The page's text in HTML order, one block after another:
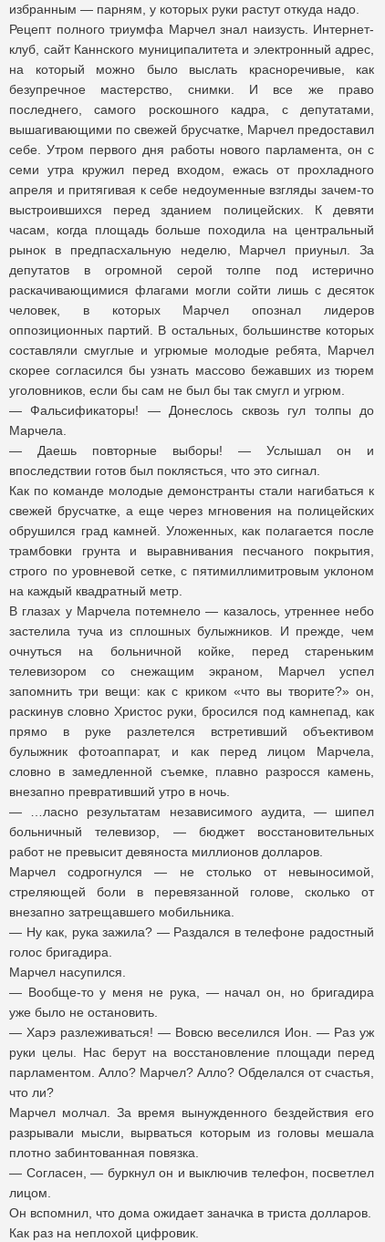
избранным — парням, у которых руки растут откуда надо.
Рецепт полного триумфа Марчел знал наизусть. Интернет-
клуб, сайт Каннского муниципалитета и электронный адрес,
на который можно было выслать красноречивые, как
безупречное мастерство, снимки. И все же право
последнего, самого роскошного кадра, с депутатами,
вышагивающими по свежей брусчатке, Марчел предоставил
себе. Утром первого дня работы нового парламента, он с
семи утра кружил перед входом, ежась от прохладного
апреля и притягивая к себе недоуменные взгляды зачем-то
выстроившихся перед зданием полицейских. К девяти
часам, когда площадь больше походила на центральный
рынок в предпасхальную неделю, Марчел приуныл. За
депутатов в огромной серой толпе под истерично
раскачивающимися флагами могли сойти лишь с десяток
человек, в которых Марчел опознал лидеров
оппозиционных партий. В остальных, большинстве которых
составляли смуглые и угрюмые молодые ребята, Марчел
скорее согласился бы узнать массово бежавших из тюрем
уголовников, если бы сам не был бы так смугл и угрюм.
— Фальсификаторы! — Донеслось сквозь гул толпы до
Марчела.
— Даешь повторные выборы! — Услышал он и
впоследствии готов был поклясться, что это сигнал.
Как по команде молодые демонстранты стали нагибаться к
свежей брусчатке, а еще через мгновения на полицейских
обрушился град камней. Уложенных, как полагается после
трамбовки грунта и выравнивания песчаного покрытия,
строго по уровневой сетке, с пятимиллимитровым уклоном
на каждый квадратный метр.
В глазах у Марчела потемнело — казалось, утреннее небо
застелила туча из сплошных булыжников. И прежде, чем
очнуться на больничной койке, перед стареньким
телевизором со снежащим экраном, Марчел успел
запомнить три вещи: как с криком «что вы творите?» он,
раскинув словно Христос руки, бросился под камнепад, как
прямо в руке разлетелся встретивший объективом
булыжник фотоаппарат, и как перед лицом Марчела,
словно в замедленной съемке, плавно разросся камень,
внезапно превративший утро в ночь.
— …ласно результатам независимого аудита, — шипел
больничный телевизор, — бюджет восстановительных
работ не превысит девяноста миллионов долларов.
Марчел содрогнулся — не столько от невыносимой,
стреляющей боли в перевязанной голове, сколько от
внезапно затрещавшего мобильника.
— Ну как, рука зажила? — Раздался в телефоне радостный
голос бригадира.
Марчел насупился.
— Вообще-то у меня не рука, — начал он, но бригадира
уже было не остановить.
— Харэ разлеживаться! — Вовсю веселился Ион. — Раз уж
руки целы. Нас берут на восстановление площади перед
парламентом. Алло? Марчел? Алло? Обделался от счастья,
что ли?
Марчел молчал. За время вынужденного бездействия его
разрывали мысли, вырваться которым из головы мешала
плотно забинтованная повязка.
— Согласен, — буркнул он и выключив телефон, посветлел
лицом.
Он вспомнил, что дома ожидает заначка в триста долларов.
Как раз на неплохой цифровик.